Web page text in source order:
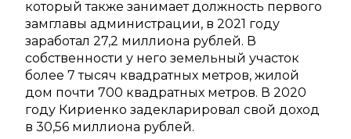
который также занимает должность первого
замглавы администрации, в 2021 году
заработал 27,2 миллиона рублей. В
собственности у него земельный участок
более 7 тысяч квадратных метров, жилой
дом почти 700 квадратных метров. В 2020
году Кириенко задекларировал свой доход
в 30,56 миллиона рублей.